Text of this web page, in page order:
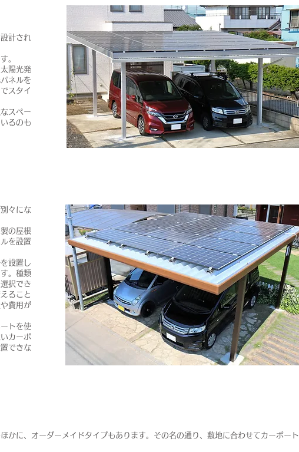
計され
。
陽光発
ネルを
スタイ
スペー
るのも
々にな
の屋根
を設置
設置し
。種類
択でき
ること
費用が
トを使
カーポ
できな
かに、オーダーメイドタイプもあります。その名の通り、敷地に合わせてカーポート